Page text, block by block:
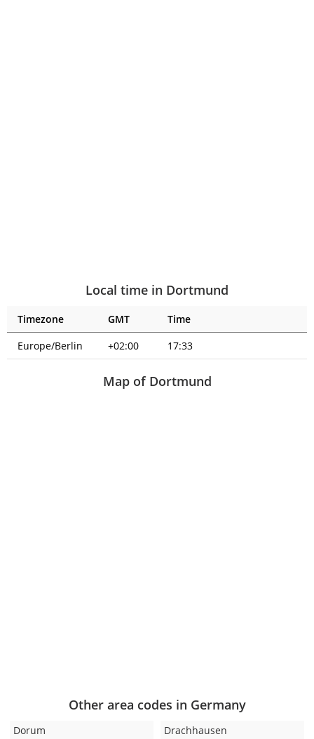
Local time in Dortmund
Timezone GMT
Time
Europe/Berlin
+02:00 17:33
Map of Dortmund
Other area codes in Germany
Dorum Drachhausen